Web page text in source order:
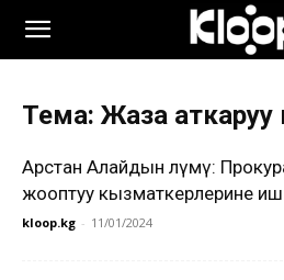
Тема: Жаза
Арстан Алайдын өлүмү:
жооптуу кызматкерлерине
kloop.kg - 11/01/2024